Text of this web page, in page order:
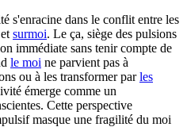
s'enracine dans le conflit entre les
surmoi. Le ça, siège des pulsions
immédiate sans tenir compte de
le moi ne parvient pas à
ou à les transformer parles
émerge comme un
Cette perspective
masque une fragilité du moi